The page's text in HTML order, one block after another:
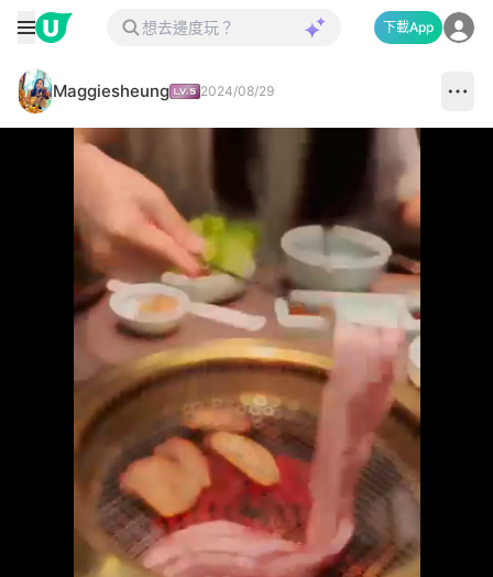
下載App
Maggiesheung 2024/08/29